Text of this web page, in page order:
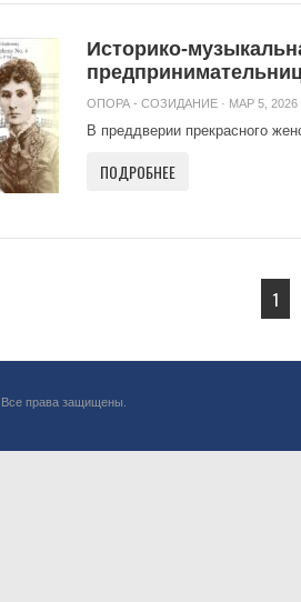
Историко-
ОПОРА - СОЗИДАНИЕ · МАР 5, 2026
В преддверии прекрасного
ПОДРОБНЕЕ
1
. Все права защищены.